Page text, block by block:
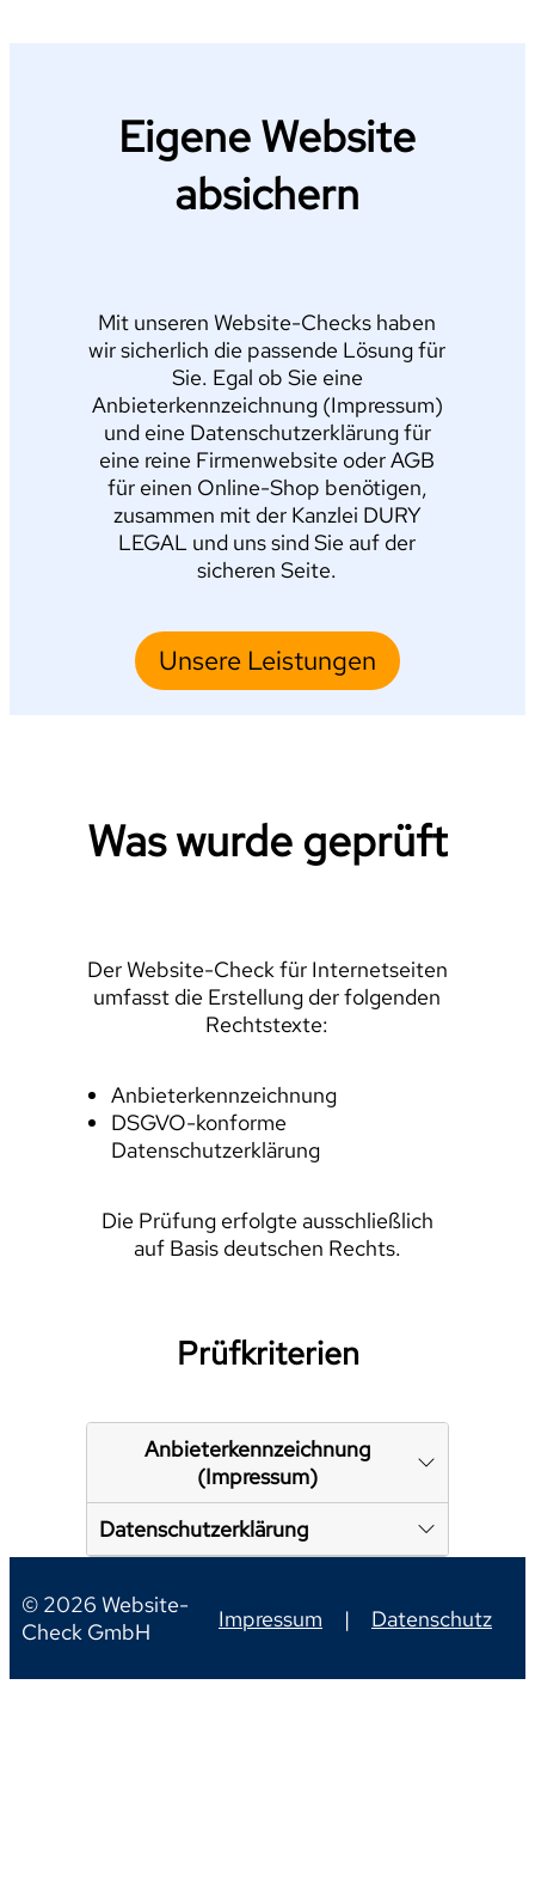
Eigene Website
absichern
Mit unseren Website-Checks haben
wir sicherlich die passende Lösung für
Sie. Egal ob Sie eine
Anbieterkennzeichnung (Impressum)
und eine Datenschutzerklärung für
eine reine Firmenwebsite oder AGB
für einen Online-Shop benötigen,
zusammen mit der Kanzlei DURY
LEGAL und uns sind Sie auf der
sicheren Seite.
Unsere Leistungen
Was wurde geprüft
Der Website-Check für Internetseiten
umfasst die Erstellung der folgenden
Rechtstexte:
Anbieterkennzeichnung
DSGVO-konforme
Datenschutzerklärung
Die Prüfung erfolgte ausschließlich
auf Basis deutschen Rechts.
Prüfkriterien
Anbieterkennzeichnung
(Impressum)
Datenschutzerklärung
© 2026 Website-
Check GmbH
Impressum | Datenschutz